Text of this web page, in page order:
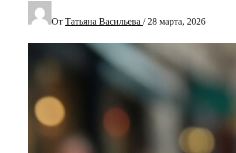
От Татьяна Васильева / 28 марта, 2026